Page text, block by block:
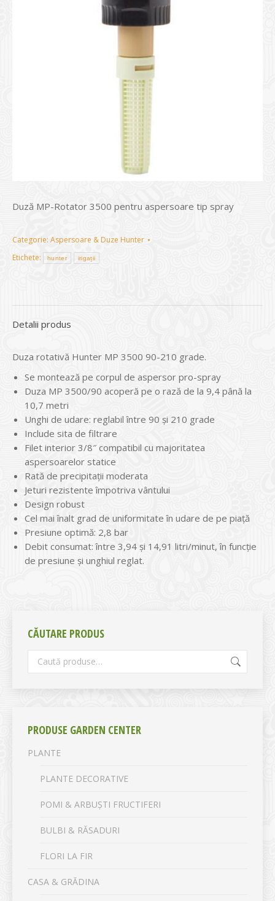
Duză MP-Rotator 3500 pentru aspersoare tip spray
Categorie: Aspersoare & Duze Hunter
Etichete:
hunter irigații
Detalii produs
Duza rotativă Hunter MP 3500 90-210 grade.
Se montează pe corpul de aspersor pro-spray
Duza MP 3500/90 acoperă pe o rază de la 9,4 până la
10,7 metri
Unghi de udare: reglabil între 90 și 210 grade
Include sita de filtrare
Filet interior 3/8″ compatibil cu majoritatea
aspersoarelor statice
Rată de precipitații moderata
Jeturi rezistente împotriva vântului
Design robust
Cel mai înalt grad de uniformitate în udare de pe piață
Presiune optimă: 2,8 bar
Debit consumat: între 3,94 și 14,91 litri/minut, în funcție
de presiune și unghiul reglat.
CĂUTARE PRODUS
PRODUSE GARDEN CENTER
PLANTE
PLANTE DECORATIVE
POMI & ARBUȘTI FRUCTIFERI
BULBI & RĂSADURI
FLORI LA FIR
CASA & GRĂDINA